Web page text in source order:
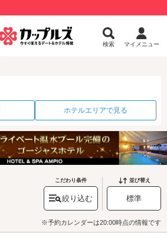
検索 マイメニュー
ホテルエリアで見る
こだわり条件
絞り込む
並び替え
標準
※予約カレンダーは20:00時点の情報です